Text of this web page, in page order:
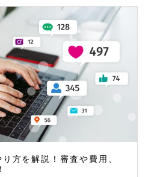
方を解説！審査や費用、